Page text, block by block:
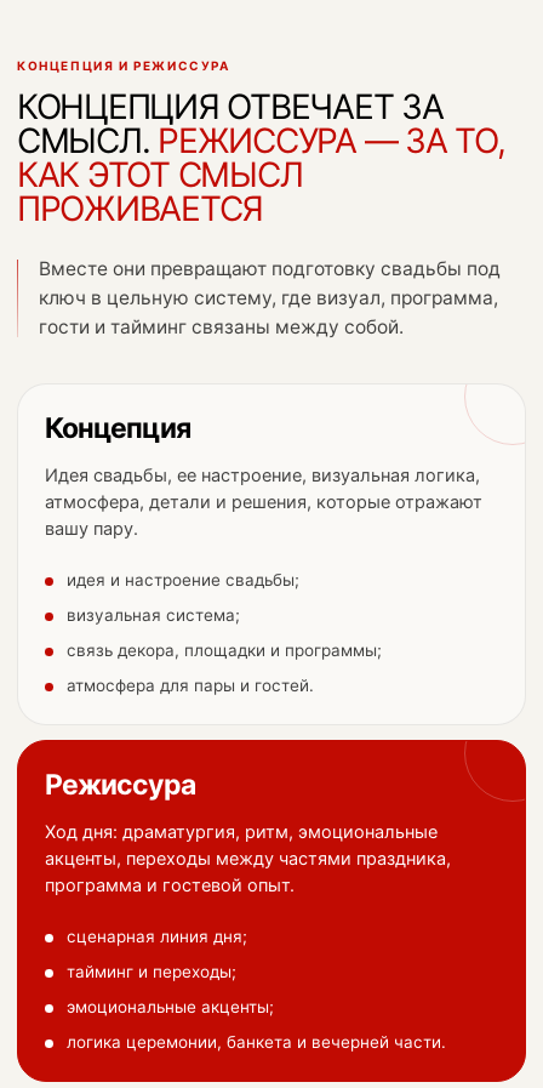
КОНЦЕПЦИЯ И РЕЖИССУРА
КОНЦЕПЦИЯ ОТВЕЧАЕТ ЗА
СМЫСЛ. РЕЖИССУРА — ЗА ТО,
КАК ЭТОТ СМЫСЛ
ПРОЖИВАЕТСЯ
Вместе они превращают подготовку свадьбы под
ключ в цельную систему, где визуал, программа,
гости и тайминг связаны между собой.
Концепция
Идея свадьбы, ее настроение, визуальная логика,
атмосфера, детали и решения, которые отражают
вашу пару.
идея и настроение свадьбы;
визуальная система;
связь декора, площадки и программы;
атмосфера для пары и гостей.
Режиссура
Ход дня: драматургия, ритм, эмоциональные
акценты, переходы между частями праздника,
программа и гостевой опыт.
сценарная линия дня;
тайминг и переходы;
эмоциональные акценты;
логика церемонии, банкета и вечерней части.